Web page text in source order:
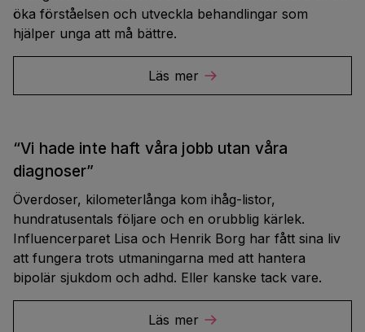
öka förståelsen och utveckla behandlingar som
hjälper unga att må bättre.
Läs mer
“Vi hade inte haft våra jobb utan våra
diagnoser”
Överdoser, kilometerlånga kom ihåg-listor,
hundratusentals följare och en orubblig kärlek.
Influencerparet Lisa och Henrik Borg har fått sina liv
att fungera trots utmaningarna med att hantera
bipolär sjukdom och adhd. Eller kanske tack vare.
Läs mer